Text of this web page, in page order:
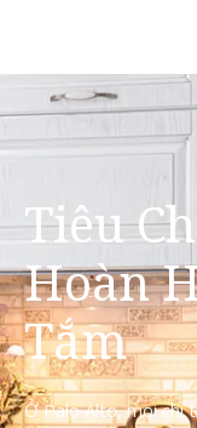
Tiêu
Hoàn
Tắm
Ở Palo Alto, mọi chi